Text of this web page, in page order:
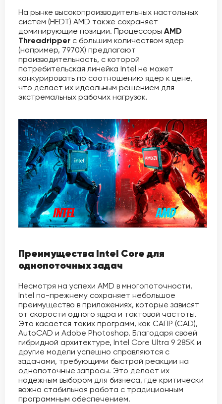
На рынке высокопроизводительных настольных
систем (HEDT) AMD также сохраняет
доминирующие позиции. Процессоры AMD
Threadripper с большим количеством ядер
(например, 7970X) предлагают
производительность, с которой
потребительская линейка Intel не может
конкурировать по соотношению ядер к цене,
что делает их идеальным решением для
экстремальных рабочих нагрузок.
Преимущества Intel Core для
однопоточных задач
Несмотря на успехи AMD в многопоточности,
Intel по-прежнему сохраняет небольшое
преимущество в приложениях, которые зависят
от скорости одного ядра и тактовой частоты.
Это касается таких программ, как САПР (CAD),
AutoCAD и Adobe Photoshop. Благодаря своей
гибридной архитектуре, Intel Core Ultra 9 285K и
другие модели успешно справляются с
задачами, требующими быстрой реакции на
однопоточные запросы. Это делает их
надежным выбором для бизнеса, где критически
важна стабильная работа с традиционным
программным обеспечением.